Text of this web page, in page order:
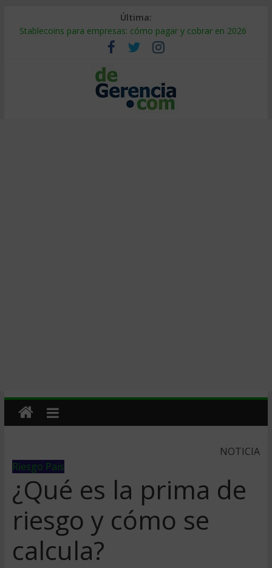
Última:
Stablecoins para empresas: cómo pagar y cobrar en 2026
Despido silencioso: qué es y por qué sale tan caro
IA en selección de personal: cómo auditarla a tiempo
Trabajo forzoso en la cadena de suministro: qué hacer
Mercado hispano de EE. UU.: cómo segmentarlo y venderle
NOTICIA
Riesgo Pais
¿Qué es la prima de
riesgo y cómo se
calcula?